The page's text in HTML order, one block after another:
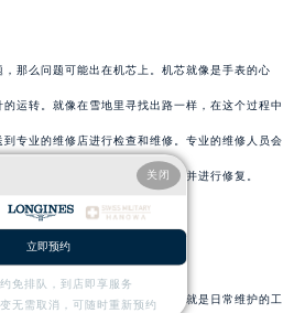
那么问题可能出在机芯上。机芯就像是手表的心
运转。就像在雪地里寻找出路一样，在这个过程中
专业的维修店进行检查和维修。专业的维修人员会
妙的机芯世界中寻找问题所在，并进行修复。
冬日过后万物复苏一样，接下来就是日常维护的工
关闭
立即预约
免排队，到店即享服务
无需取消，可随时重新预约